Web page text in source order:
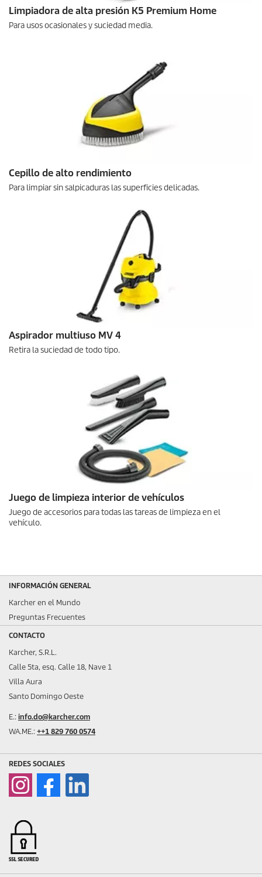
Limpiadora de alta presión K5 Premium Home
Para usos ocasionales y suciedad media.
Cepillo de alto rendimiento
Para limpiar sin salpicaduras las superficies delicadas.
Aspirador multiuso MV 4
Retira la suciedad de todo tipo.
Juego de limpieza interior de vehículos
Juego de accesorios para todas las tareas de limpieza en el
vehículo.
INFORMACIÓN GENERAL
Karcher en el Mundo
Preguntas Frecuentes
CONTACTO
Karcher, S.R.L.
Calle 5ta, esq. Calle 18, Nave 1
Villa Aura
Santo Domingo Oeste
E.: info.do@karcher.com
WA.ME.: ++1 829 760 0574
REDES SOCIALES